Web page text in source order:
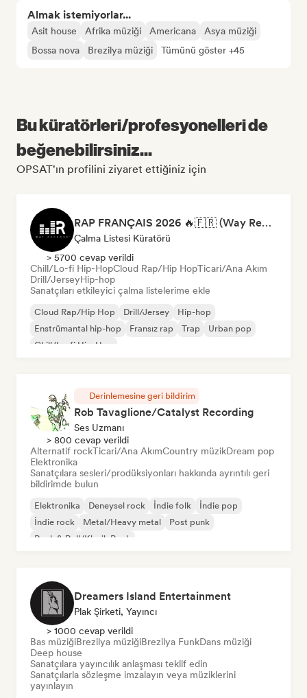
Almak istemiyorlar...
Asit house Afrika müziği Americana
Asya müziği
Bossa nova
Brezilya müziği Tümünü göster +45
Bu küratörleri/profesyonelleri de
beğenebilirsiniz...
OPSAT'ın profilini ziyaret ettiğiniz için
RAP FRANÇAIS 2026 🔥🇫🇷 (Way Records)
Çalma Listesi Küratörü
> 5700 cevap verildi
Chill/Lo-fi Hip-HopCloud Rap/Hip HopTicari/Ana Akım
Drill/JerseyHip-hop
Sanatçıları etkileyici çalma listelerime ekle
Cloud Rap/Hip Hop Drill/Jersey
Hip-hop
Enstrümantal hip-hop
Fransız rap Trap
Urban pop
Chill/Lo-fi Hip-Hop
Derinlemesine geri bildirim
Rob Tavaglione/Catalyst Recording
Ses Uzmanı
> 800 cevap verildi
Alternatif rockTicari/Ana AkımCountry müzikDream pop
Elektronika
Sanatçılara sesleri/prodüksiyonları hakkında ayrıntılı geri
bildirimde bulun
Elektronika Deneysel rock İndie folk
İndie pop
İndie rock
Metal/Heavy metal
Post punk
Rock & Roll/Klasik Rock
Dreamers Island Entertainment
Plak Şirketi, Yayıncı
> 1000 cevap verildi
Bas müziğiBrezilya müziğiBrezilya FunkDans müziği
Deep house
Sanatçılara yayıncılık anlaşması teklif edin
Sanatçılarla sözleşme imzalayın veya müziklerini
yayınlayın